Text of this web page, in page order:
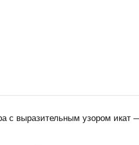
с выразительным узором